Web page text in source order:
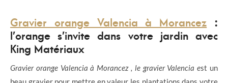
Gravier orange Valencia à Morancez :
l’orange s’invite dans votre jardin avec
King Matériaux
Gravier orange Valencia à Morancez , le gravier Valencia est un